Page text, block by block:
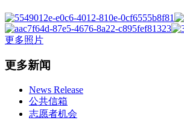
更多照片
更多新闻
News Release
公共信箱
志愿者机会